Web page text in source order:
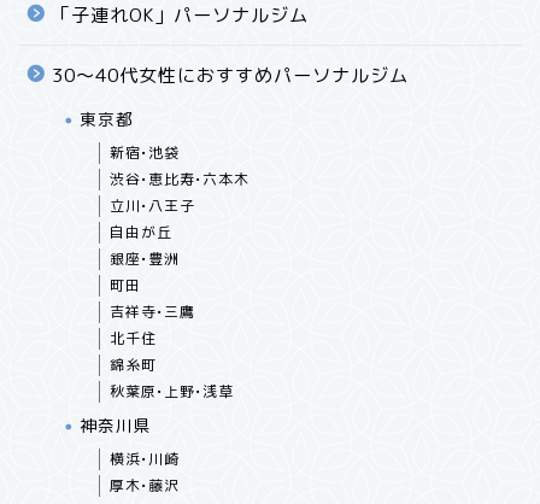
「子連れOK」パーソナルジム
30〜40代女性におすすめパーソナルジム
東京都
新宿•池袋
渋谷•恵比寿•六本木
立川•八王子
自由が丘
銀座•豊洲
町田
吉祥寺•三鷹
北千住
錦糸町
秋葉原•上野•浅草
神奈川県
横浜•川崎
厚木•藤沢